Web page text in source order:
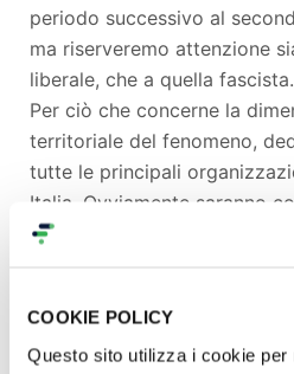
COOKIE POLICY
Questo sito utilizza i cookie
periodo successivo al
ma riserveremo attenzione
liberale, che a quella fascista.
Per ciò che concerne la
territoriale del fenomeno,
tutte le principali
Italia. Ovviamente saranno
attenzione anche le
remote a quelle più recenti,
globalizzazione neoliberista.